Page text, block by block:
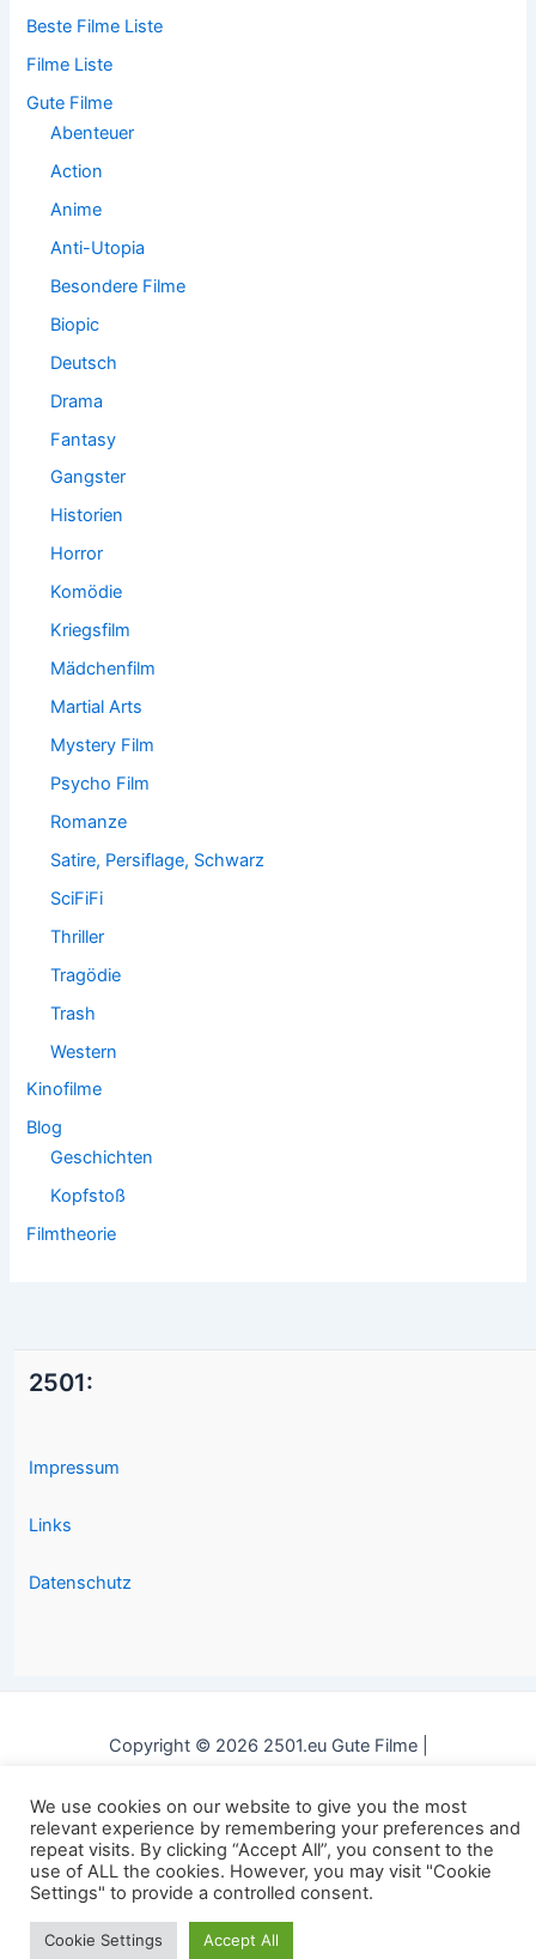
n
c
h
Beste Filme Liste
Filme Liste
Gute Filme
Abenteuer
Action
Anime
Anti-Utopia
Besondere Filme
Biopic
Deutsch
Drama
Fantasy
Gangster
Historien
Horror
Komödie
Kriegsfilm
Mädchenfilm
Martial Arts
Mystery Film
Psycho Film
Romanze
Satire, Persiflage, Schwarz
SciFiFi
Thriller
Tragödie
Trash
Western
Kinofilme
Blog
Geschichten
Kopfstoß
Filmtheorie
2501:
Impressum
Links
Datenschutz
Copyright © 2026 2501.eu Gute Filme |
We use cookies on our website to give you the most
relevant experience by remembering your preferences and
repeat visits. By clicking “Accept All”, you consent to the
use of ALL the cookies. However, you may visit "Cookie
Settings" to provide a controlled consent.
Cookie Settings Accept All